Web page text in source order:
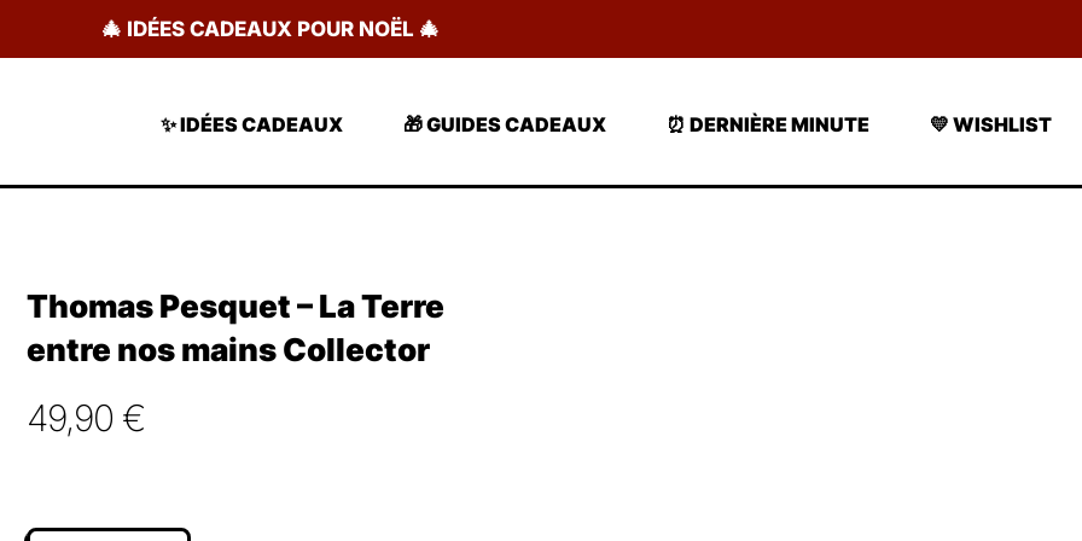
🎄 IDÉES CADEAUX POUR NOËL 🎄
✨ IDÉES CADEAUX 🎁 GUIDES CADEAUX ⏰ DERNIÈRE MINUTE 💛 WISHLIST
Thomas Pesquet – La Terre
entre nos mains Collector
49,90 €